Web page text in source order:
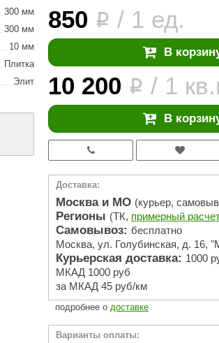
Руспанель
Sangens
Fischer
RAINZ
PolarSpa
Tylo
Wedi
Fasel
Sentiotec
Ec Light
Kvimol
850 i / 1 ед.
В
10 200 i / 1
В
300 мм
300 мм
10 мм
Плитка
Элит
Доставка:
Москва и МО (курьер,
Регионы (ТК, примерный
Самовывоз: бесплатно
Москва, ул. Голубинская, д. 16,
Курьерская доставка: 1000
МКАД 1000 руб
за МКАД 45 руб/км
подробнее о доставке
Варианты оплаты: